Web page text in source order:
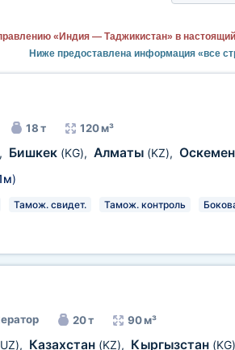
«Индия — Таджикистан» в
Ниже предоставлена информация «все
18 т 120 м³
Бишкек (KG), Алматы (KZ), Оскемен
)
Тамож. свидет. Тамож. контроль
20 т 90 м³
, Казахстан (KZ), Кыргызстан (KG)